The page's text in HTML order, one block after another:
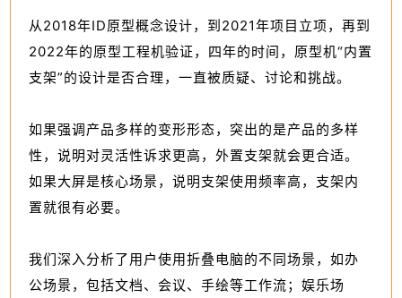
从2018年ID原型概念设计，到2021年项目立项，再到
2022年的原型工程机验证，四年的时间，原型机“内置
支架”的设计是否合理，一直被质疑、讨论和挑战。
如果强调产品多样的变形形态，突出的是产品的多样
性，说明对灵活性诉求更高，外置支架就会更合适。
如果大屏是核心场景，说明支架使用频率高，支架内
置就很有必要。
我们深入分析了用户使用折叠电脑的不同场景，如办
公场景，包括文档、会议、手绘等工作流；娱乐场